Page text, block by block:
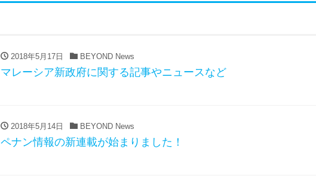
2018年5月17日 BEYOND News
マレーシア新政府に関する記事やニュースなど
2018年5月14日 BEYOND News
ペナン情報の新連載が始まりました！